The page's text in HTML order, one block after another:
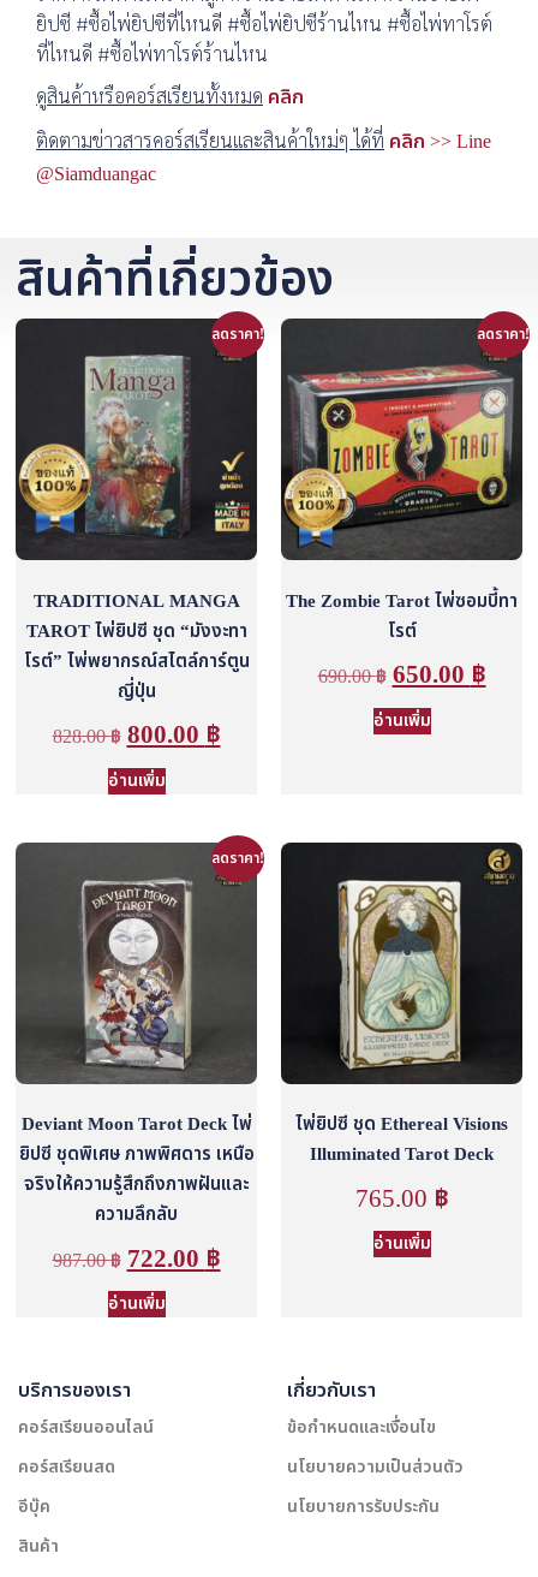
ยิปซี #ซื้อไพ่ยิปซีที่ไหนดี #ซื้อไพ่ยิปซีร้านไหน #ซื้อไพ่ทาโรต์
ที่ไหนดี #ซื้อไพ่ทาโรต์ร้านไหน
ดูสินค้าหรือคอร์สเรียนทั้งหมด คลิก
ติดตามข่าวสารคอร์สเรียนและสินค้าใหม่ๆ ได้ที่ คลิก >> Line
@Siamduangac
สินค้าที่เกี่ยวข้อง
ลดราคา!
TRADITIONAL MANGA
TAROT ไพ่ยิปซี ชุด “มังงะทา
โรต์” ไพ่พยากรณ์สไตล์การ์ตูน
ญี่ปุ่น
828.00฿ 800.00฿
อ่านเพิ่ม
ลดราคา!
The Zombie Tarot ไพ่ซอมบี้ทา
โรต์
690.00฿ 650.00฿
อ่านเพิ่ม
ลดราคา!
Deviant Moon Tarot Deck ไพ่
ยิปซี ชุดพิเศษ ภาพพิศดาร เหนือ
จริงให้ความรู้สึกถึงภาพฝันและ
ความลึกลับ
987.00฿ 722.00 ฿
อ่านเพิ่ม
ไพ่ยิปซี ชุด Ethereal Visions
Illuminated Tarot Deck
765.00 ฿
อ่านเพิ่ม
บริการของเรา
คอร์สเรียนออนไลน์
คอร์สเรียนสด
อีบุ๊ค
สินค้า
เกี่ยวกับเรา
ข้อกำหนดและเงื่อนไข
นโยบายความเป็นส่วนตัว
นโยบายการรับประกัน